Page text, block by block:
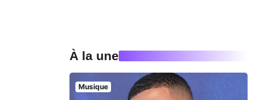
À la une
Musique